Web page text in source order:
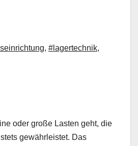
, #lagertechnik,
oder große Lasten geht, die
gewährleistet. Das